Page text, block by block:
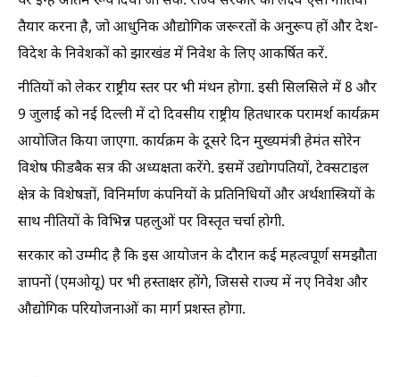
तैयार करना है, जो आधुनिक औद्योगिक जरूरतों के अनुरूप हों और देश-
विदेश के निवेशकों को झारखंड में निवेश के लिए आकर्षित करें.
नीतियों को लेकर राष्ट्रीय स्तर पर भी मंथन होगा. इसी सिलसिले में 8 और
9 जुलाई को नई दिल्ली में दो दिवसीय राष्ट्रीय हितधारक परामर्श कार्यक्रम
आयोजित किया जाएगा. कार्यक्रम के दूसरे दिन मुख्यमंत्री हेमंत सोरेन
विशेष फीडबैक सत्र की अध्यक्षता करेंगे. इसमें उद्योगपतियों, टेक्सटाइल
क्षेत्र के विशेषज्ञों, विनिर्माण कंपनियों के प्रतिनिधियों और अर्थशास्त्रियों के
साथ नीतियों के विभिन्न पहलुओं पर विस्तृत चर्चा होगी.
सरकार को उम्मीद है कि इस आयोजन के दौरान कई महत्वपूर्ण समझौता
ज्ञापनों (एमओयू) पर भी हस्ताक्षर होंगे, जिससे राज्य में नए निवेश और
औद्योगिक परियोजनाओं का मार्ग प्रशस्त होगा.